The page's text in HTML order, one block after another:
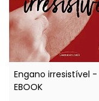
Engano irresistível -
EBOOK